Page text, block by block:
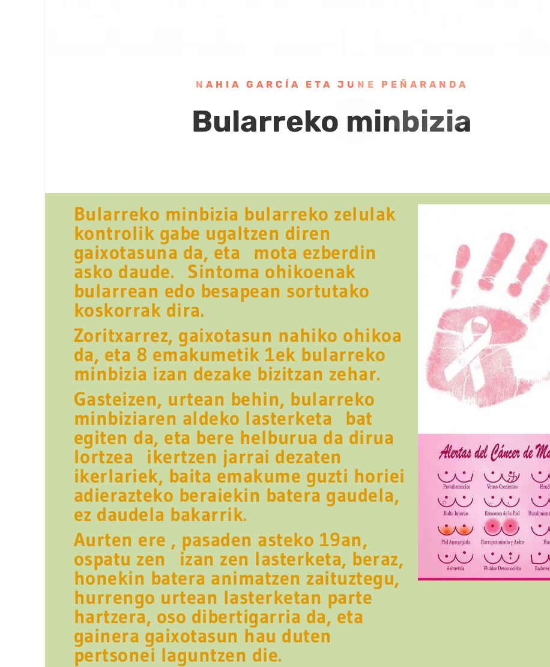
NAHIA GARCÍA ETA JUNE PEÑARANDA
Bularreko minbizia
Bularreko minbizia bularreko zelulak
kontrolik gabe ugaltzen diren
gaixotasuna da, eta mota ezberdin
asko daude. Sintoma ohikoenak
bularrean edo besapean sortutako
koskorrak dira.
Zoritxarrez, gaixotasun nahiko ohikoa
da, eta 8 emakumetik 1ek bularreko
minbizia izan dezake bizitzan zehar.
Gasteizen, urtean behin, bularreko
minbiziaren aldeko lasterketa bat
egiten da, eta bere helburua da dirua
lortzea ikertzen jarrai dezaten
ikerlariek, baita emakume guzti horiei
adierazteko beraiekin batera gaudela,
ez daudela bakarrik.
Aurten ere , pasaden asteko 19an,
ospatu zen izan zen lasterketa, beraz,
honekin batera animatzen zaituztegu,
hurrengo urtean lasterketan parte
hartzera, oso dibertigarria da, eta
gainera gaixotasun hau duten
pertsonei laguntzen die.